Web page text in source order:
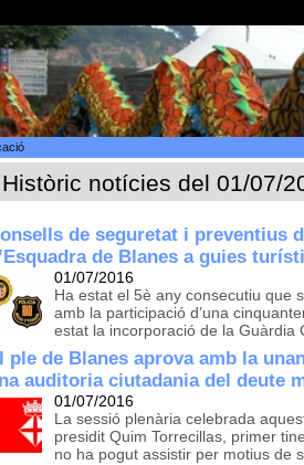
Històric notícies del 01/07/
de seguretat i preventius
de Blanes a guies
01/07/2016
Ha estat el 5è any consecutiu que
amb la participació d’una
estat la incorporació de la Guàrdia
ple de Blanes aprova amb la
auditoria ciutadania del deute
01/07/2016
La sessió plenària celebrada
presidit Quim Torrecillas, primer
no ha pogut assistir per motius de